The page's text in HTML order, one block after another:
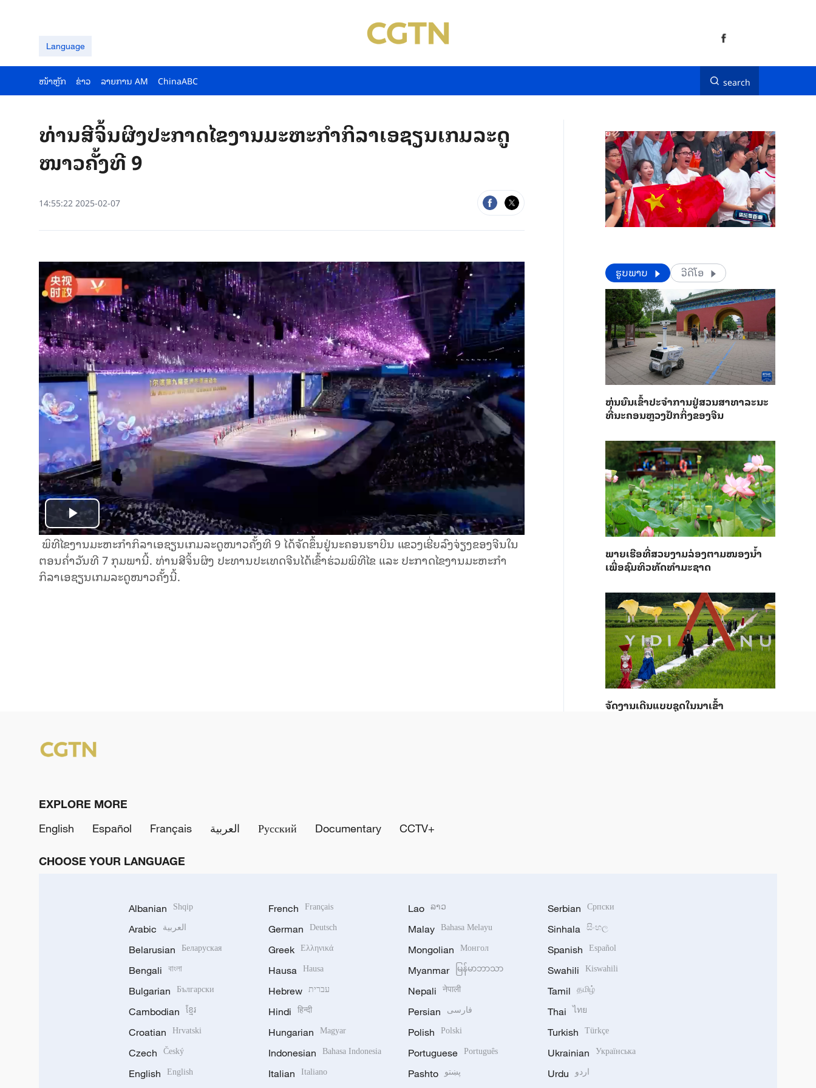
Language
ໜ້າຫຼັກ ຂ່າວ ລາຍ​ການ AM ChinaABC search
ທ່ານສີຈິ້ນຜິງປະກາດໄຂງານມະຫະກຳກິລາເອຊຽນເກມລະດູ
ໜາວຄັ້ງທີ 9
14:55:22 2025-02-07
Play
Video
ພິທີໄຂງານມະຫະກຳກິລາເອຊຽນເກມລະດູໜາວຄັ້ງທີ 9 ໄດ້ຈັດຂຶ້ນຢູ່ນະຄອນຮາບີນ ແຂວງເຮີ່ຍລົງຈ່ຽງຂອງຈີນໃນ
ຕອນຄໍ່າວັນທີ 7 ກຸມພານີ້. ທ່ານສີຈິ້ນຜິງ ປະທານປະເທດຈີນໄດ້ເຂົ້າຮ່ວມພິທີໄຂ ແລະ ປະກາດໄຂງານມະຫະກຳ
ກິລາເອຊຽນເກມລະດູໜາວຄັ້ງນີ້.
​​ຮູບພາບ ວີດີໂອ
​ຫຸ່ນ​ຍົນ​ເຂົ້າ​ປະ​ຈຳ​ການ​ຢູ່​ສວນ​ສາ​ທາ​ລະ​ນະ​
ທີ່​ນະ​ຄອນຫຼວງ​ປັກ​ກິ່ງ​ຂອງ​ຈີນ
ພາຍ​ເຮືອທີ່​ສວຍ​ງາມ​ລ່ອງ​ຕາມ​​ໜອງນ້ຳ​​
ຈັດງານເດີນແບບຊຸດໃນນາເຂົ້າ
EXPLORE MORE
English
Español Français العربية Русский Documentary CCTV+
CHOOSE YOUR LANGUAGE
Albanian Shqip
Arabic العربية
Belarusian Беларуская
Bengali বাংলা
Bulgarian Български
Cambodian ខ្មែរ
Croatian Hrvatski
Czech Český
English English
French Français
German Deutsch
Greek Ελληνικά
Hausa Hausa
Hebrew עברית
Hindi हिन्दी
Hungarian Magyar
Indonesian Bahasa Indonesia
Italian Italiano
Lao ລາວ
Malay Bahasa Melayu
Mongolian Монгол
Myanmar မြန်မာဘာသာ
Nepali नेपाली
Persian فارسی
Polish Polski
Portuguese Português
Pashto پښتو
Serbian Српски
Sinhala සිංහල
Spanish Español
Swahili Kiswahili
Tamil தமிழ்
Thai ไทย
Turkish Türkçe
Ukrainian Українська
Urdu اردو